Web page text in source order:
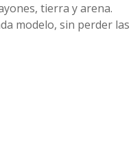
tierra y arena.
modelo, sin perder las